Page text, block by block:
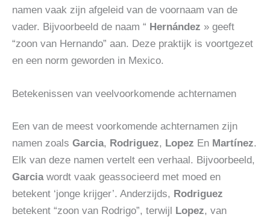
namen vaak zijn afgeleid van de voornaam van de
vader. Bijvoorbeeld de naam “ Hernández » geeft
“zoon van Hernando” aan. Deze praktijk is voortgezet
en een norm geworden in Mexico.
Betekenissen van veelvoorkomende achternamen
Een van de meest voorkomende achternamen zijn
namen zoals Garcia, Rodriguez, Lopez En Martínez.
Elk van deze namen vertelt een verhaal. Bijvoorbeeld,
Garciawordt vaak geassocieerd met moed en
betekent ‘jonge krijger’. Anderzijds, Rodriguez
betekent “zoon van Rodrigo”, terwijl Lopez, van